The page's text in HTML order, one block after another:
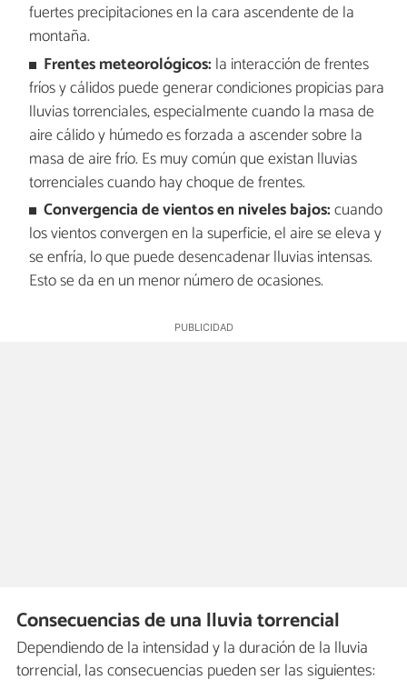
fuertes precipitaciones en la cara ascendente de la
montaña.
Frentes meteorológicos: la interacción de frentes
fríos y cálidos puede generar condiciones propicias para
lluvias torrenciales, especialmente cuando la masa de
aire cálido y húmedo es forzada a ascender sobre la
masa de aire frío. Es muy común que existan lluvias
torrenciales cuando hay choque de frentes.
Convergencia de vientos en niveles bajos:cuando
los vientos convergen en la superficie, el aire se eleva y
se enfría, lo que puede desencadenar lluvias intensas.
Esto se da en un menor número de ocasiones.
Consecuencias de una lluvia torrencial
Dependiendo de la intensidad y la duración de la lluvia
torrencial, las consecuencias pueden ser las siguientes: